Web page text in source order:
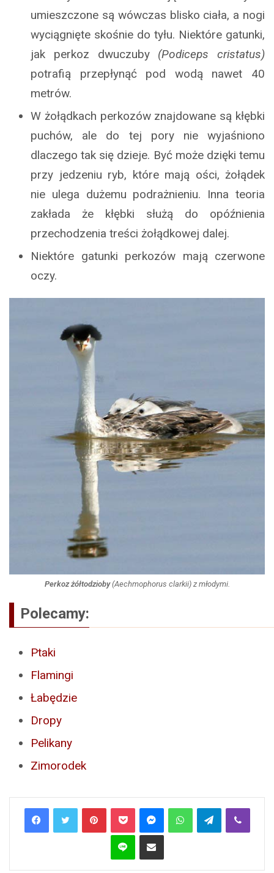
umieszczone są wówczas blisko ciała, a nogi
wyciągnięte skośnie do tyłu. Niektóre gatunki,
jak perkoz dwuczuby (Podiceps cristatus)
potrafią przepłynąć pod wodą nawet 40
metrów.
W żołądkach perkozów znajdowane są kłębki
puchów, ale do tej pory nie wyjaśniono
dlaczego tak się dzieje. Być może dzięki temu
przy jedzeniu ryb, które mają ości, żołądek
nie ulega dużemu podrażnieniu. Inna teoria
zakłada że kłębki służą do opóźnienia
przechodzenia treści żołądkowej dalej.
Niektóre gatunki perkozów mają czerwone
oczy.
Perkoz żółtodzioby(Aechmophorus clarkii) z młodymi.
Polecamy:
Ptaki
Flamingi
Łabędzie
Dropy
Pelikany
Zimorodek
PinterestPocket MessengerWhatsAppTelegramViber
Line Share via Email